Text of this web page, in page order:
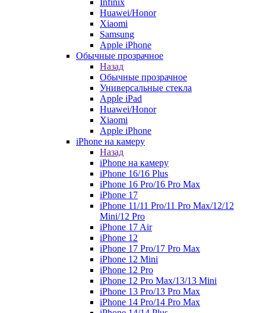
Infinix
Huawei/Honor
Xiaomi
Samsung
Apple iPhone
Обычные прозрачное
Назад
Обычные прозрачное
Универсальные стекла
Apple iPad
Huawei/Honor
Xiaomi
Apple iPhone
iPhone на камеру
Назад
iPhone на камеру
iPhone 16/16 Plus
iPhone 16 Pro/16 Pro Max
iPhone 17
iPhone 11/11 Pro/11 Pro Max/12/12
Mini/12 Pro
iPhone 17 Air
iPhone 12
iPhone 17 Pro/17 Pro Max
iPhone 12 Mini
iPhone 12 Pro
iPhone 12 Pro Max/13/13 Mini
iPhone 13 Pro/13 Pro Max
iPhone 14 Pro/14 Pro Max